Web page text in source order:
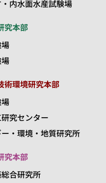
内水面水産試験場
究本部
術環境研究本部
究センター
・環境・地質研究所
究本部
合研究所